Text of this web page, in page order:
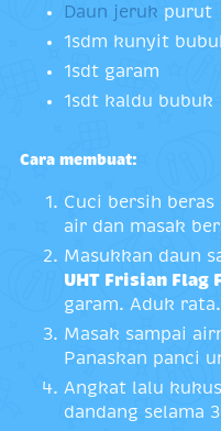
Daun jeruk purut
1sdm kunyit
1sdt garam
1sdt kaldu bubuk
Cara membuat:
Cuci bersih
air dan masak
Masukkan daun
UHT Frisian Flag
garam. Aduk rata.
Masak sampai
Panaskan panci
Angkat lalu
dandang selama